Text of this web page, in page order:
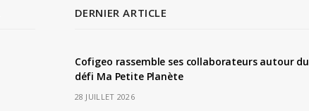
DERNIER ARTICLE
Cofigeo rassemble ses collaborateurs autour du
défi Ma Petite Planète
28 JUILLET 2026